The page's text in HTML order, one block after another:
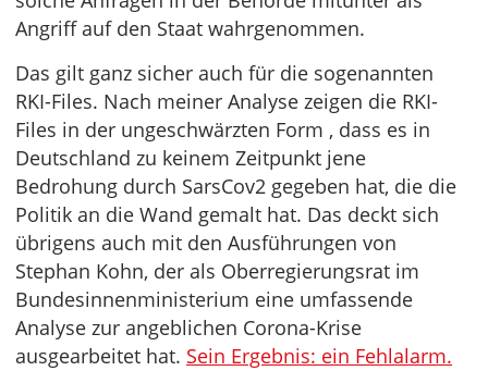
Angriff auf den Staat wahrgenommen.
Das gilt ganz sicher auch für die sogenannten
RKI-Files. Nach meiner Analyse zeigen die RKI-
Files in der ungeschwärzten Form , dass es in
Deutschland zu keinem Zeitpunkt jene
Bedrohung durch SarsCov2 gegeben hat, die die
Politik an die Wand gemalt hat. Das deckt sich
übrigens auch mit den Ausführungen von
Stephan Kohn, der als Oberregierungsrat im
Bundesinnenministerium eine umfassende
Analyse zur angeblichen Corona-Krise
ausgearbeitet hat. Sein Ergebnis: ein Fehlalarm.